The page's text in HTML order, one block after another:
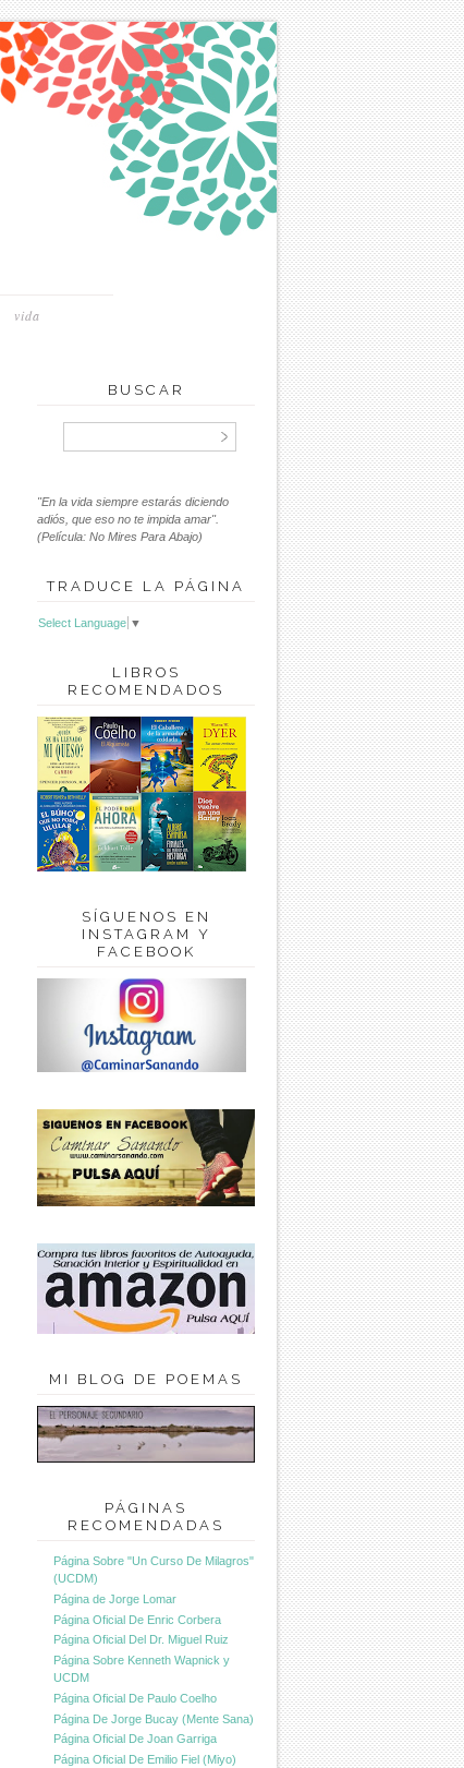
vida
BUSCAR
"En la vida siempre estarás diciendo
adiós, que eso no te impida amar".
(Película: No Mires Para Abajo)
TRADUCE LA PÁGINA
Select Language ▼
LIBROS
RECOMENDADOS
SÍGUENOS EN
INSTAGRAM Y
FACEBOOK
MI BLOG DE POEMAS
PÁGINAS
RECOMENDADAS
Página Sobre "Un Curso De Milagros"
(UCDM)
Página de Jorge Lomar
Página Oficial De Enric Corbera
Página Oficial Del Dr. Miguel Ruiz
Página Sobre Kenneth Wapnick y
UCDM
Página Oficial De Paulo Coelho
Página De Jorge Bucay (Mente Sana)
Página Oficial De Joan Garriga
Página Oficial De Emilio Fiel (Miyo)